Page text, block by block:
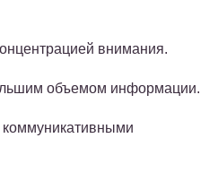
внимания.
объемом информации.